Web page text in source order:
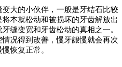
大的小伙伴，一般是牙结石比较
本就松动和被损坏的牙齿解放出
缝变宽和牙齿松动的真相之一。
况得到改善，慢牙龈慢就会再次
恢复正常。